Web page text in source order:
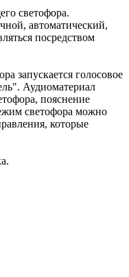
светофора.
автоматический,
посредством
запускается голосовое
Аудиоматериал
пояснение
светофора можно
которые